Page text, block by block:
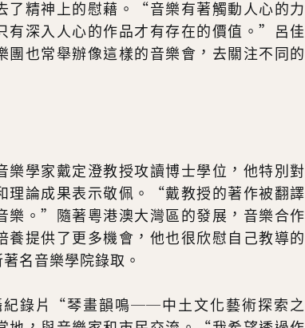
了精神上的慰藉。“音樂有著觸動人心的力
有深入人心的作品才有存在的價值。”呂佳
團也常舉辦像這樣的音樂會，去關注不同的
樂學家戴定澄教授攻讀博士學位，他特別對
理論成果表示敬佩。“戴教授的著作被翻譯
樂。”隨著粵港澳大灣區的發展，音樂合作
養提供了更多機會，他也很欣慰自己教導的
名音樂學院錄取。
紀錄片“琴畫韻鳴──中土文化藝術探索之